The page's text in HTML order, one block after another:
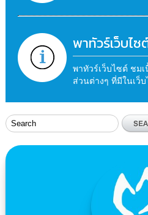
พาทัวร์เว็บไซ
พาทัวร์เว็บไซต์ ชม
ส่วนต่างๆ ที่มีในเว็